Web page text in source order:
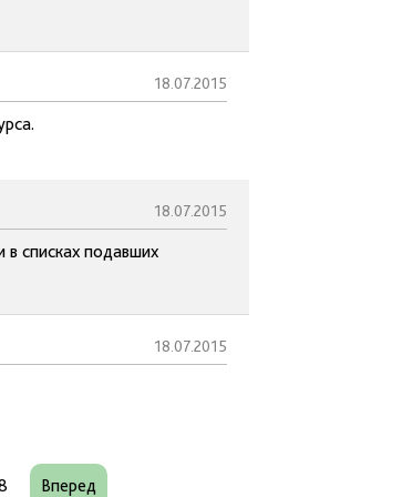
18.07.2015
18.07.2015
списках подавших
18.07.2015
Вперед